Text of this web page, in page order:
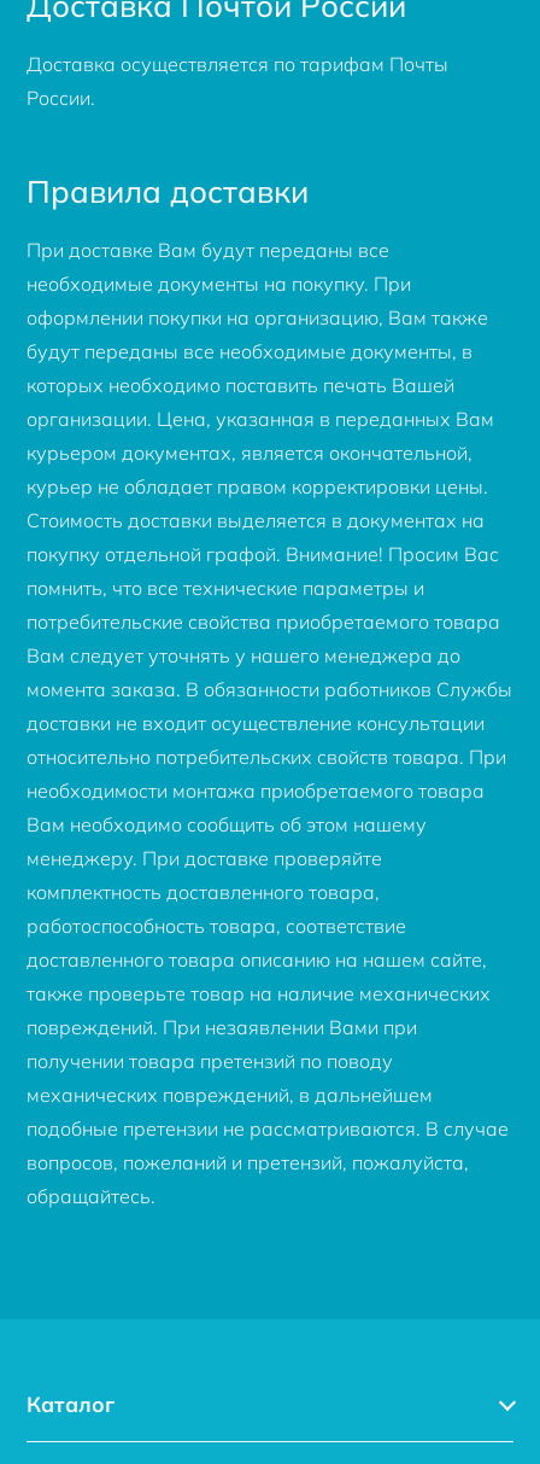
Доставка осуществляется по тарифам Почты
России.
Правила доставки
При доставке Вам будут переданы все
необходимые документы на покупку. При
оформлении покупки на организацию, Вам также
будут переданы все необходимые документы, в
которых необходимо поставить печать Вашей
организации. Цена, указанная в переданных Вам
курьером документах, является окончательной,
курьер не обладает правом корректировки цены.
Стоимость доставки выделяется в документах на
покупку отдельной графой. Внимание! Просим Вас
помнить, что все технические параметры и
потребительские свойства приобретаемого товара
Вам следует уточнять у нашего менеджера до
момента заказа. В обязанности работников Службы
доставки не входит осуществление консультации
относительно потребительских свойств товара. При
необходимости монтажа приобретаемого товара
Вам необходимо сообщить об этом нашему
менеджеру. При доставке проверяйте
комплектность доставленного товара,
работоспособность товара, соответствие
доставленного товара описанию на нашем сайте,
также проверьте товар на наличие механических
повреждений. При незаявлении Вами при
получении товара претензий по поводу
механических повреждений, в дальнейшем
подобные претензии не рассматриваются. В случае
вопросов, пожеланий и претензий, пожалуйста,
обращайтесь.
Каталог
Каталог